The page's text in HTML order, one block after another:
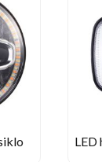
LED